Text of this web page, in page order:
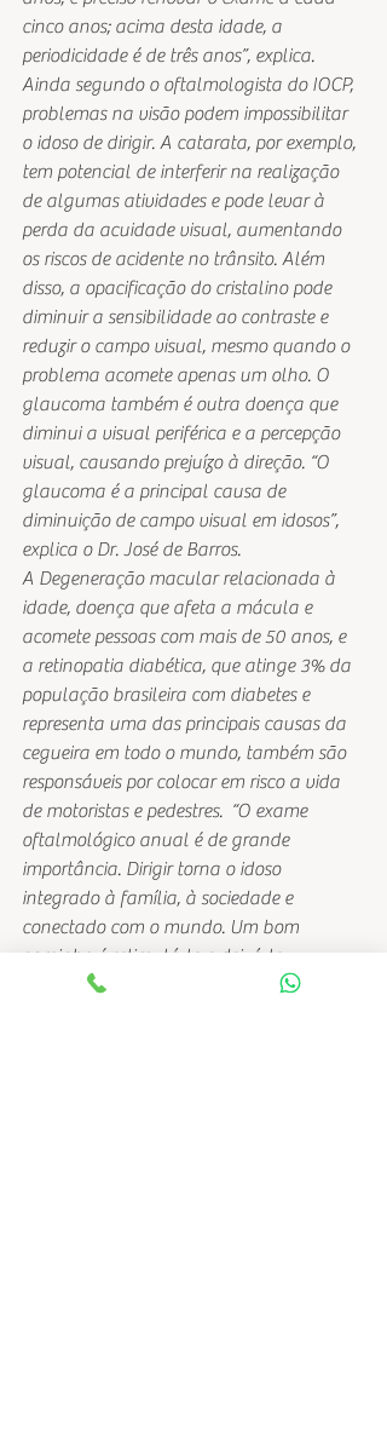
cinco anos; acima desta idade, a
periodicidade é de três anos”, explica.
Ainda segundo o oftalmologista do IOCP,
problemas na visão podem impossibilitar
o idoso de dirigir. A catarata, por exemplo,
tem potencial de interferir na realização
de algumas atividades e pode levar à
perda da acuidade visual, aumentando
os riscos de acidente no trânsito. Além
disso, a opacificação do cristalino pode
diminuir a sensibilidade ao contraste e
reduzir o campo visual, mesmo quando o
problema acomete apenas um olho. O
glaucoma também é outra doença que
diminui a visual periférica e a percepção
visual, causando prejuízo à direção. “O
glaucoma é a principal causa de
diminuição de campo visual em idosos”,
explica o Dr. José de Barros.
A Degeneração macular relacionada à
idade, doença que afeta a mácula e
acomete pessoas com mais de 50 anos, e
a retinopatia diabética, que atinge 3% da
população brasileira com diabetes e
representa uma das principais causas da
cegueira em todo o mundo, também são
responsáveis por colocar em risco a vida
de motoristas e pedestres.  “O exame
oftalmológico anual é de grande
importância. Dirigir torna o idoso
integrado à família, à sociedade e
conectado com o mundo. Um bom
caminho é estimulá-lo e deixá-lo
motivado”, afirma o oftalmologista José